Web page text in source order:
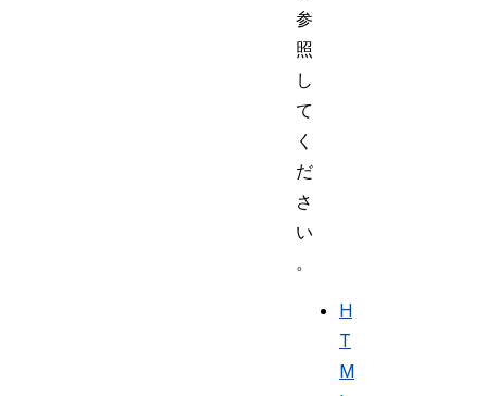
参
照
し
て
く
だ
さ
い
。
H
T
M